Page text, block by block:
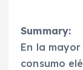
Summary:
En la
consumo